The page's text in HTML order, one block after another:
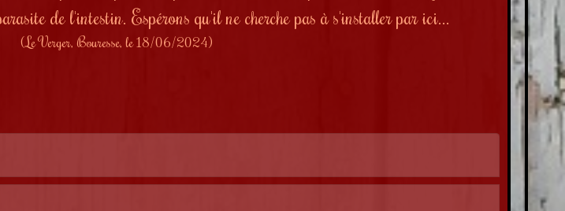
de l'intestin. Espérons qu'il ne cherche pas à s'installer par ici...
(Le Verger, Bouresse, le 18/06/2024)